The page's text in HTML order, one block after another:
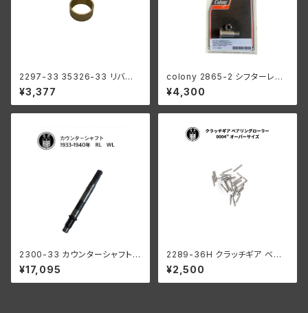
2297-33 35326-33 リバー
ス ギア ブッシング メインシャフ
ト ハーレーダビッドソン 1941-
73年 WL G ミッション
¥3,377
colony 2865-2 シフターレバ
ースタッド ハーレー 1916-193
6オールモデル 1936 61” 以外
陸王
¥4,300
2300-33 カウンターシャフト 1
933-1940年 RL/WL/G
¥17,095
2289-36H クラッチギア ベア
リングローラー 0006" オーバ
ーサイズ 44個 ハーレーダビッ
ドソン
¥2,500